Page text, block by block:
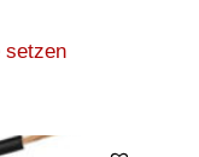
setzen